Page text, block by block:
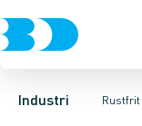
Industri
VentilerRustfrit
Svejsefittings
Bøjninger Indsv.